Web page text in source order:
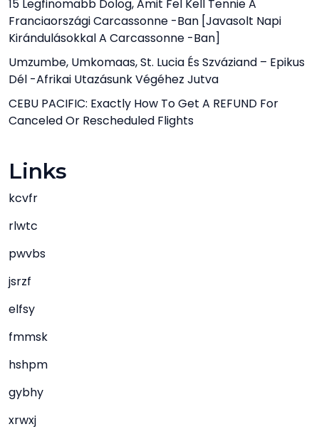
15 Legfinomabb Dolog, Amit Fel Kell Tennie A
Franciaországi Carcassonne -ban [javasolt Napi
Kirándulásokkal A Carcassonne -ban]
Umzumbe, Umkomaas, St. Lucia És Szváziand – Epikus
Dél -afrikai Utazásunk Végéhez Jutva
CEBU PACIFIC: Exactly How To Get A REFUND For
Canceled Or Rescheduled Flights
Links
kcvfr
rlwtc
pwvbs
jsrzf
elfsy
fmmsk
hshpm
gybhy
xrwxj